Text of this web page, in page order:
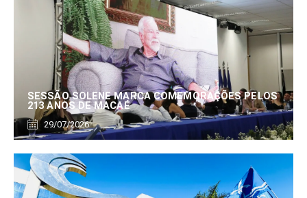
SESSÃO SOLENE MARCA COMEMORAÇÕES PELOS
213 ANOS DE MACAÉ
29/07/2026